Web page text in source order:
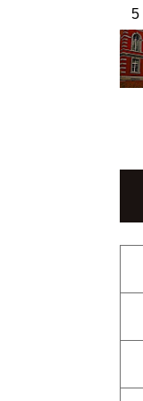
5